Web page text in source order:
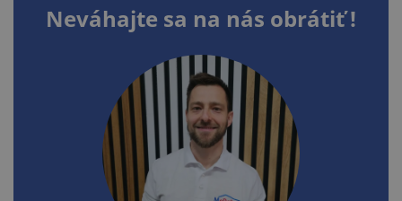
Neváhajte sa na nás obrátiť !